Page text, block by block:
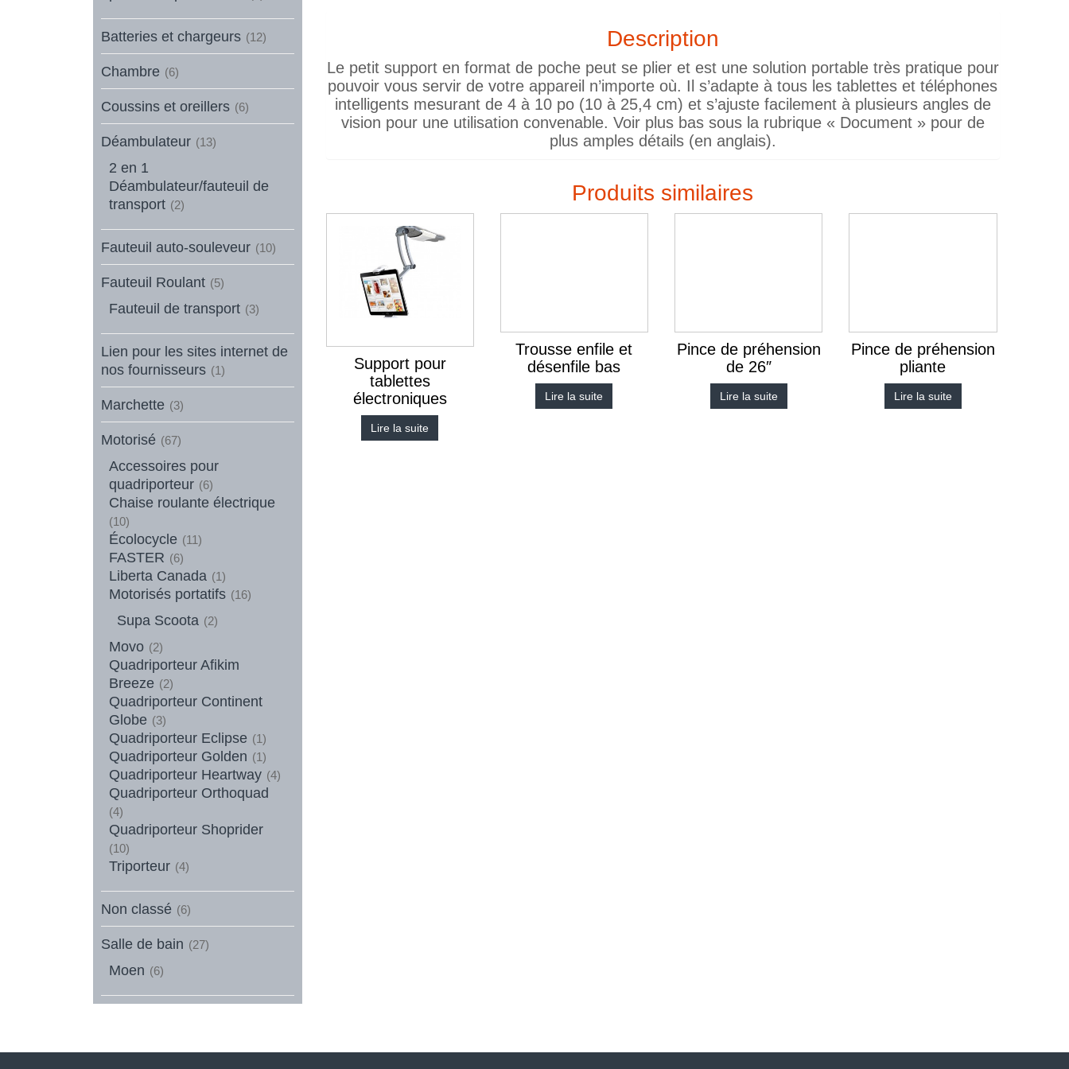
Batteries et chargeurs (12)
Chambre (6)
Coussins et oreillers (6)
Déambulateur (13)
2 en 1
Déambulateur/fauteuil de
transport (2)
Fauteuil auto-souleveur (10)
Fauteuil Roulant (5)
Fauteuil de transport (3)
Lien pour les sites internet de
nos fournisseurs (1)
Marchette (3)
Motorisé (67)
Accessoires pour
quadriporteur (6)
Chaise roulante électrique
(10)
Écolocycle (11)
FASTER (6)
Liberta Canada (1)
Motorisés portatifs (16)
Supa Scoota (2)
Movo (2)
Quadriporteur Afikim
Breeze (2)
Quadriporteur Continent
Globe (3)
Quadriporteur Eclipse (1)
Quadriporteur Golden (1)
Quadriporteur Heartway (4)
Quadriporteur Orthoquad
(4)
Quadriporteur Shoprider
(10)
Triporteur (4)
Non classé (6)
Salle de bain (27)
Moen (6)
Description
Le petit support en format de poche peut se plier et est une solution portable très pratique pour
pouvoir vous servir de votre appareil n’importe où. Il s’adapte à tous les tablettes et téléphones
intelligents mesurant de 4 à 10 po (10 à 25,4 cm) et s’ajuste facilement à plusieurs angles de
vision pour une utilisation convenable. Voir plus bas sous la rubrique « Document » pour de
plus amples détails (en anglais).
Produits similaires
Support pour
tablettes
électroniques
Lire la suite
Trousse enfile et
désenfile bas
Lire la suite
Pince de préhension
de 26″
Lire la suite
Pince de préhension
pliante
Lire la suite